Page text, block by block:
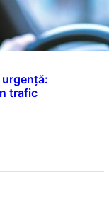
urgență:
trafic